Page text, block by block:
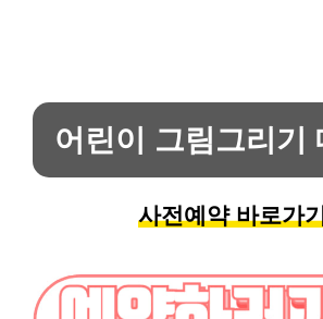
어린이 그림그리기
사전예약 바로가